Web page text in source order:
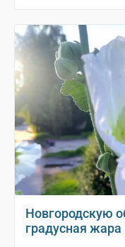
Новгородскую
градусная жара